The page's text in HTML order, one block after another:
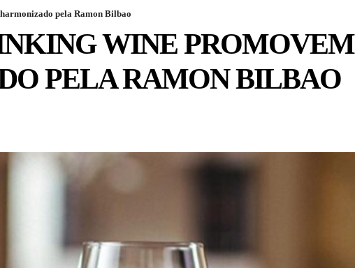
pela Ramon Bilbao
WINE PROMOVEM
PELA RAMON BILBAO